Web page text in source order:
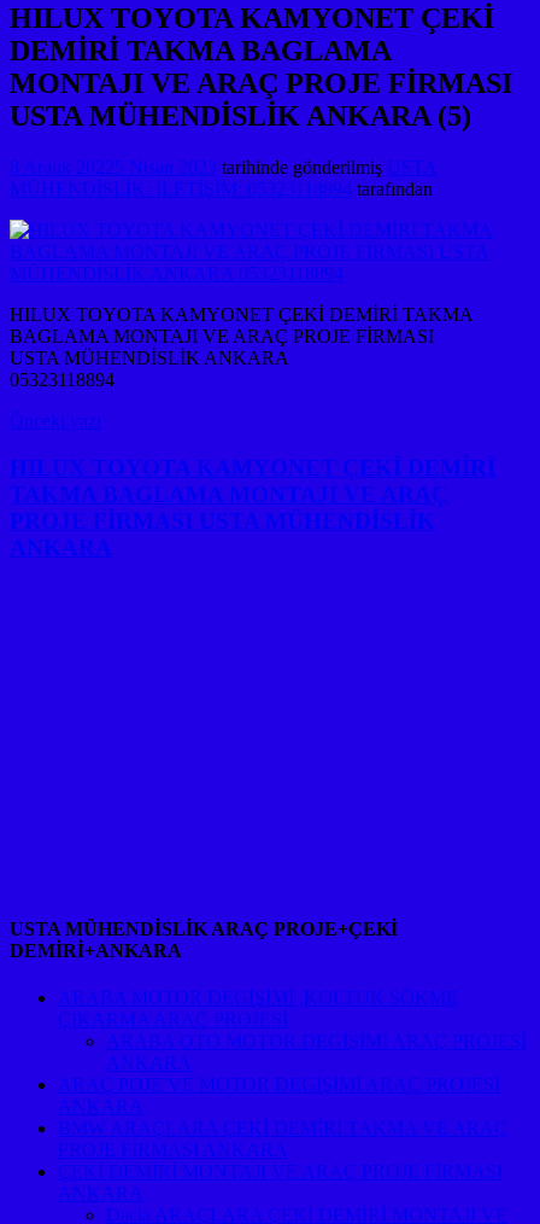
HILUX TOYOTA KAMYONET ÇEKİ
DEMİRİ TAKMA BAGLAMA
MONTAJI VE ARAÇ PROJE FİRMASI
USTA MÜHENDİSLİK ANKARA (5)
8 Aralık 20225 Nisan 2023 tarihinde gönderilmiş USTA
MÜHENDİSLİK: İLETİŞİM: 05323118894 tarafından
HILUX TOYOTA KAMYONET ÇEKİ DEMİRİ TAKMA
BAGLAMA MONTAJI VE ARAÇ PROJE FİRMASI
USTA MÜHENDİSLİK ANKARA
05323118894
Yazı
gezinmesi
Önceki yazı
HILUX TOYOTA KAMYONET ÇEKİ DEMİRİ
TAKMA BAGLAMA MONTAJI VE ARAÇ
PROJE FİRMASI USTA MÜHENDİSLİK
ANKARA
USTA MÜHENDİSLİK ARAÇ PROJE+ÇEKİ
DEMİRİ+ANKARA
ARABA MOTOR DEGİŞİMİ ,KOLTUK SÖKME
ÇIKARMA ARAÇ PROJESİ
ARABA OTO MOTOR DEGİŞİMİ ARAÇ PROJESİ
ANKARA
ARAÇ POJE VE MOTOR DEGİŞİMİ ARAÇ PROJESİ
ANKARA
BMW ARAÇLARA ÇEKİ DEMİRİ TAKMA VE ARAÇ
PROJE FİRMASI ANKARA
ÇEKİ DEMİRİ MONTAJI VE ARAÇ PROJE FİRMASI
ANKARA
Dacia ARAÇLARA ÇEKİ DEMİRİ MONTAJI VE